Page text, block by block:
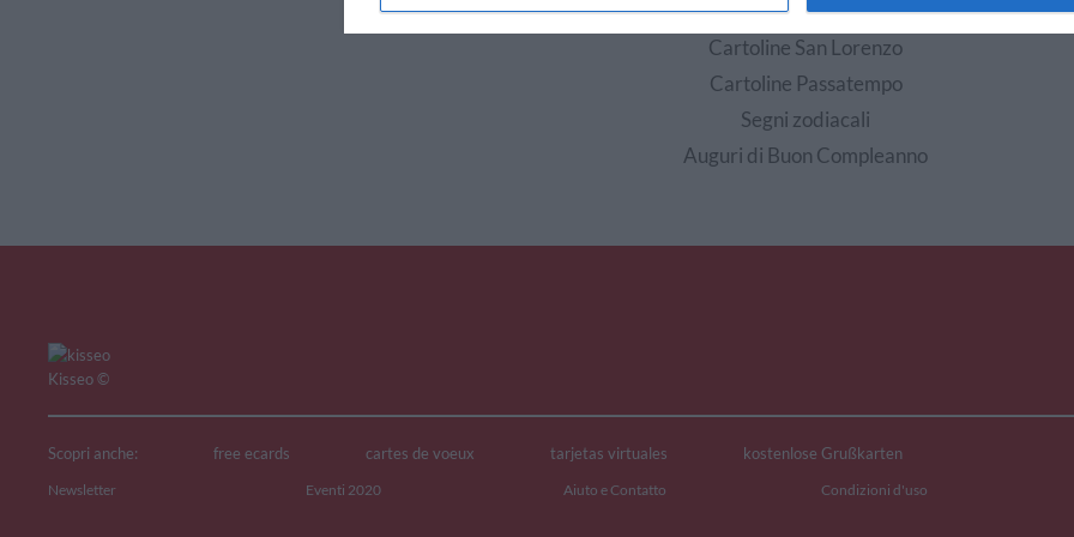
Cartoline San Lorenzo
Cartoline Passatempo
Segni zodiacali
Auguri di Buon Compleanno
Kisseo©
Scopri anche: free ecards cartes de voeux tarjetas virtuales kostenlose Grußkarten
Newsletter Eventi 2020 Aiuto e Contatto Condizioni d'uso